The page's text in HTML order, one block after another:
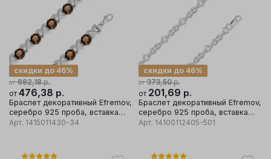
от 882,18р.
скидки до 46%
от 476,38 р.
Браслет декоративный Efremov,
серебро 925 проба, вставка
раухтопаз
Арт. 1415011430-34
от 373,50р.
скидки до 46%
от 201,69 р.
Браслет декоративный Efremov,
серебро 925 проба, вставка
фианит
Арт. 14100112405-501